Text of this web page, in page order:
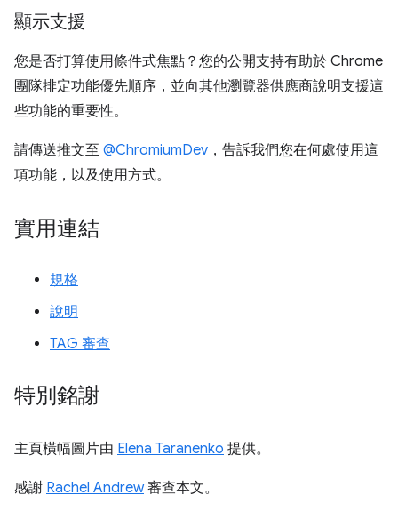
顯示支援
您是否打算使用條件式焦點？您的公開支持有助於 Chrome
團隊排定功能優先順序，並向其他瀏覽器供應商說明支援這
些功能的重要性。
請傳送推文至 @ChromiumDev ，告訴我們您在何處使用這
項功能，以及使用方式。
實用連結
規格
說明
TAG 審查
特別銘謝
主頁橫幅圖片由 Elena Taranenko 提供。
感謝 Rachel Andrew審查本文。